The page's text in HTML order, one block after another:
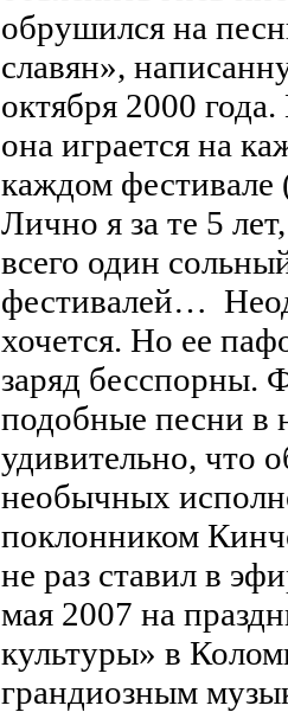
обрушился на
славян»,
октября 2000
она играется на
каждом фестивале
Лично я за те 5
всего один
фестивалей…
хочется. Но ее
заряд бесспорны.
подобные песни в
удивительно, что
необычных
поклонником
не раз ставил в
мая 2007 на
культуры» в
грандиозным